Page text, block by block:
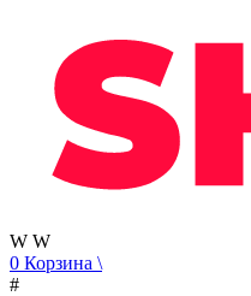
W W
0 Корзина \
#